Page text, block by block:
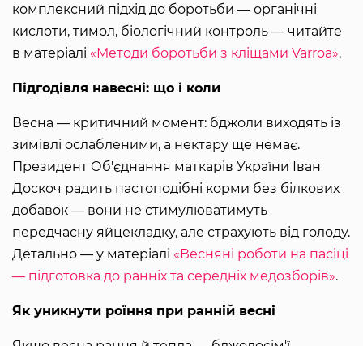
комплексний підхід до боротьби — органічні
кислоти, тимол, біологічний контроль — читайте
в матеріалі «Методи боротьби з кліщами Varroa».
Підгодівля навесні: що і коли
Весна — критичний момент: бджоли виходять із
зимівлі ослабленими, а нектару ще немає.
Президент Об'єднання маткарів України Іван
Доскоч радить пастоподібні корми без білкових
добавок — вони не стимулюватимуть
передчасну яйцекладку, але страхують від голоду.
Детально — у матеріалі «Весняні роботи на пасіці
— підготовка до ранніх та середніх медозборів».
Як уникнути роїння при ранній весні